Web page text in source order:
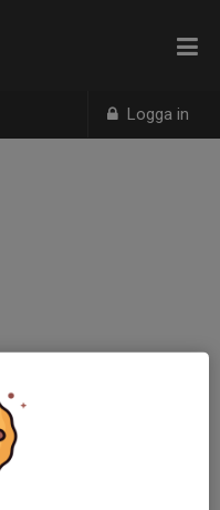
Logga in